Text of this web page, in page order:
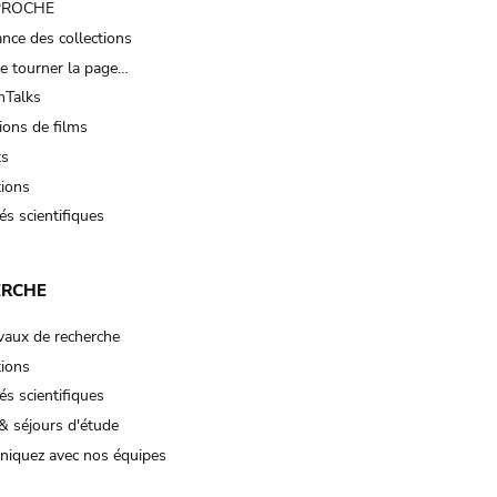
des collections
tourner la page…
de films
scientifiques
de recherche
scientifiques
séjours d'étude
avec nos équipes